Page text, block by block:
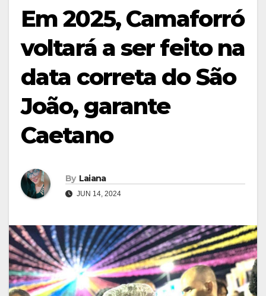
Em 2025, Camaforró
voltará a ser feito na
data correta do São
João, garante
Caetano
By Laiana
JUN 14, 2024